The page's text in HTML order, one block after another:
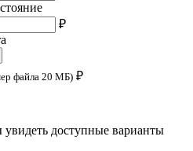
₽
файла 20 МБ) ₽
увидеть доступные варианты